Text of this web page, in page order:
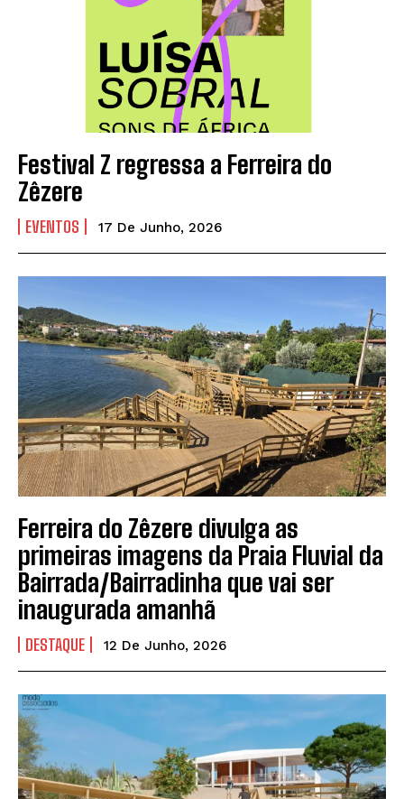
Festival Z regressa a Ferreira do
Zêzere
EVENTOS 17 De Junho, 2026
Ferreira do Zêzere divulga as
primeiras imagens da Praia Fluvial da
Bairrada/Bairradinha que vai ser
inaugurada amanhã
DESTAQUE 12 De Junho, 2026